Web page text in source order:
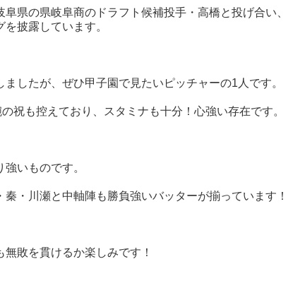
県の県岐阜商のドラフト候補投手・高橋と投げ合い、
披露しています。
したが、ぜひ甲子園で見たいピッチャーの1人です。
祝も控えており、スタミナも十分！心強い存在です。
いものです。
・川瀬と中軸陣も勝負強いバッターが揃っています！
敗を貫けるか楽しみです！